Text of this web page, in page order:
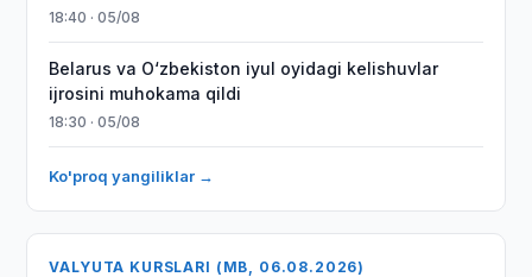
18:40 · 05/08
Belarus va O‘zbekiston iyul oyidagi kelishuvlar
ijrosini muhokama qildi
18:30 · 05/08
Ko'proq yangiliklar →
VALYUTA KURSLARI (MB, 06.08.2026)